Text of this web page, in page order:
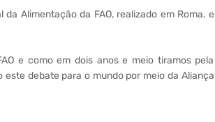
Alimentação da FAO, realizado em Roma, e
e como em dois anos e meio tiramos pela
este debate para o mundo por meio da Aliança